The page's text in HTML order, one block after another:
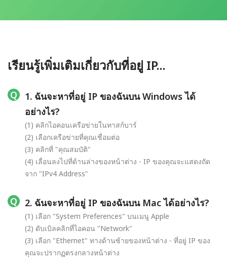
เรียนรู้เพิ่มเติมเกี่ยวกับที่อยู่ IP...
1. ฉันจะหาที่อยู่ IP ของฉันบน Windows ได้
อย่างไร?
(1) คลิกไอคอนเครือข่ายในทาสก์บาร์
(2) เลือกเครือข่ายที่คุณเชื่อมต่อ
(3) คลิกที่ "คุณสมบัติ"
(4) เลื่อนลงไปที่ด้านล่างของหน้าต่าง - IP ของคุณจะแสดงถัด
จาก "IPv4 Address"
2. ฉันจะหาที่อยู่ IP ของฉันบน Mac ได้อย่างไร?
(1) เลือก "System Preferences" บนเมนู Apple
(2) ดับเบิลคลิกที่ไอคอน "Network"
(3) เลือก "Ethernet" ทางด้านซ้ายของหน้าต่าง - ที่อยู่ IP ของ
คุณจะปรากฏตรงกลางหน้าต่าง